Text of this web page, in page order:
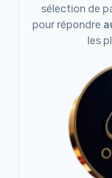
sélection de
pour répondre
les